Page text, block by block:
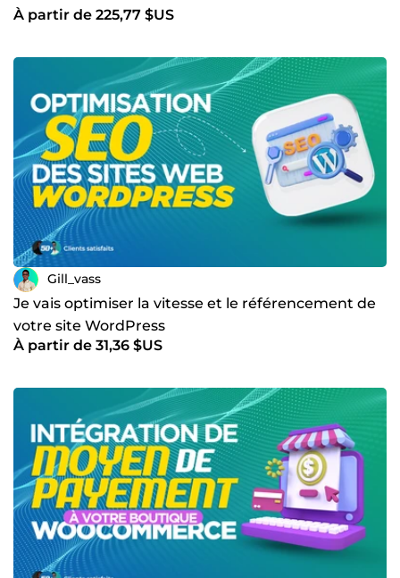
À partir de 225,77 $US
Gill_vass
Je vais optimiser la vitesse et le référencement de
votre site WordPress
À partir de 31,36 $US